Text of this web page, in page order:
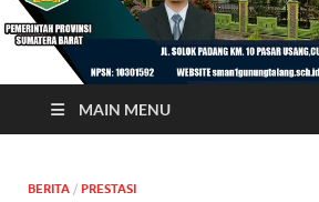
MAIN MENU
BERITA / PRESTASI